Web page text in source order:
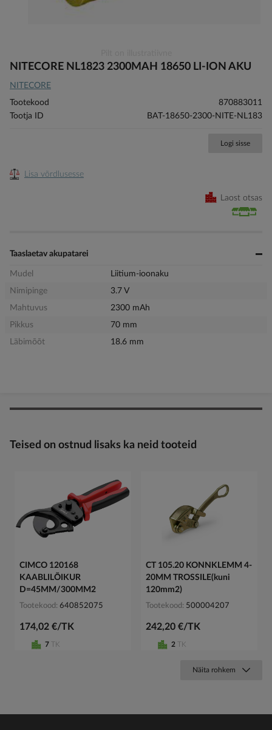
to
beginning
of
the
NITECORE NL1823 2300MAH 18650 LI-ION AKU
NITECORE
Tootekood
870883011
Tootja ID
BAT-18650-2300-NITE-NL183
Logi sisse
Lisa võrdlusesse
Laost otsas
Taaslaetav akupatarei
Mudel
Liitium-ioonaku
Nimipinge
3.7 V
Mahtuvus
2300 mAh
Pikkus
70 mm
Läbimõõt
18.6 mm
Teised on ostnud lisaks ka neid tooteid
CIMCO 120168
KAABLILÕIKUR
D=45MM/300MM2
Tootekood 640852075
174,02 €/TK
7 TK
CT 105.20 KONNKLEMM 4-
20MM TROSSILE(kuni
120mm2)
Tootekood 500004207
242,20 €/TK
2 TK
Näita rohkem